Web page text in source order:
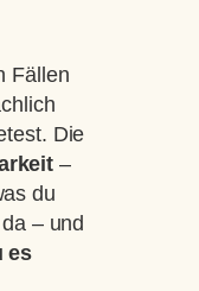
Fällen
Die
–
du
– und
es